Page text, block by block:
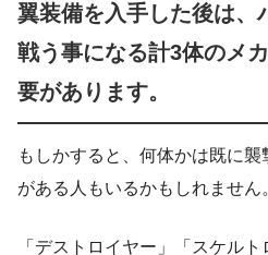
翼装備を入手した後は、
戦う事になる計3体のメ
要があります。
もしかすると、何体かは既に
がある人もいるかもしれません
「デストロイヤー」「スケル